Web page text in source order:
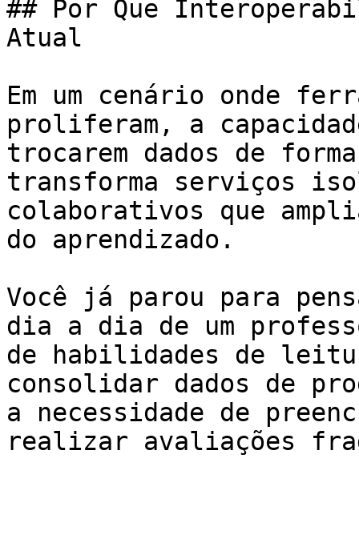
## Por Que
Atual
Em um cenário onde
proliferam, a
trocarem dados de
transforma serviços
colaborativos que
do aprendizado.
Você já parou para
dia a dia de um
de habilidades de
consolidar dados de
a necessidade de
realizar avaliações